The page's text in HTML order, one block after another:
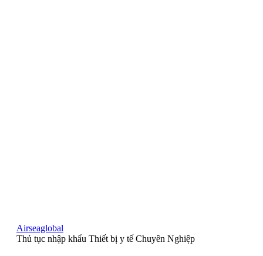
Airseaglobal
Thủ tục nhập khẩu Thiết bị y tế Chuyên Nghiệp